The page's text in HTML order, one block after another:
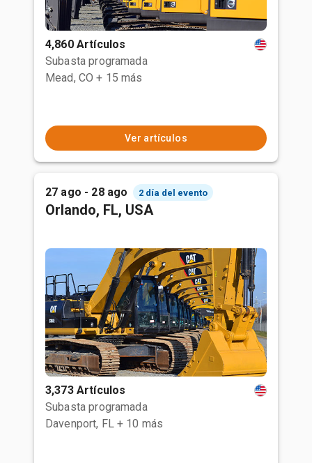
4,860 Artículos
Subasta programada
Mead, CO + 15 más
Ver artículos
27 ago - 28 ago 2 día del evento
Orlando, FL, USA
3,373 Artículos
Subasta programada
Davenport, FL + 10 más